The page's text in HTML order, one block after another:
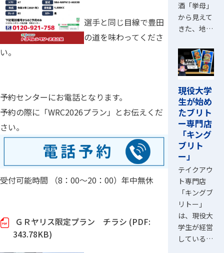
選手と同じ目線で豊田
の道を味わってくださ
い。
予約センターにお電話となります。
予約の際に「WRC2026プラン」とお伝えくだ
さい。
受付可能時間 （8：00～20：00）年中無休
ＧＲヤリス限定プラン チラシ (PDF:
343.78KB)
酒「挙母」
から見えて
きた、地…
現役大学
生が始め
たブリト
ー専門店
「キング
ブリト
ー」
テイクアウ
ト専門店
「キングブ
リトー」
は、現役大
学生が経営
している…